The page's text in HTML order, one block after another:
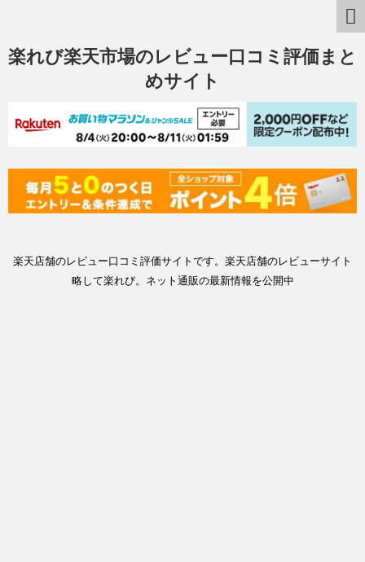
楽れび楽天市場のレビュー口コミ評価まと
めサイト
楽天店舗のレビュー口コミ評価サイトです。楽天店舗のレビューサイト
略して楽れび。ネット通販の最新情報を公開中